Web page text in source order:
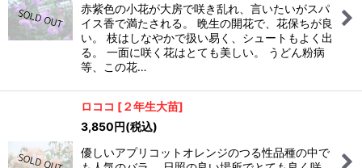
赤紫色の小花が大房で咲き乱れ、言いたいがスパ
イス香で満たされる。 晩生の開花で、花保ちが良
い。 枝はしなやかで扱い易く、シュートもよく出
る。 一面に咲く花はとても美しい。 うどん粉病
等、この花…
ロココ [２年生大苗]
3,850円(税込)
優しいアプリコットオレンジのつる性品種の中で